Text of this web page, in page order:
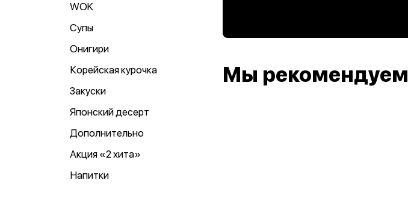
WOK
Супы
Онигири
Корейская курочка
Закуски
Японский десерт
Дополнительно
Акция «2 хита»
Напитки
Мы рекомендуем